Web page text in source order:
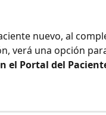
nuevo, al
verá una opción
el Portal del